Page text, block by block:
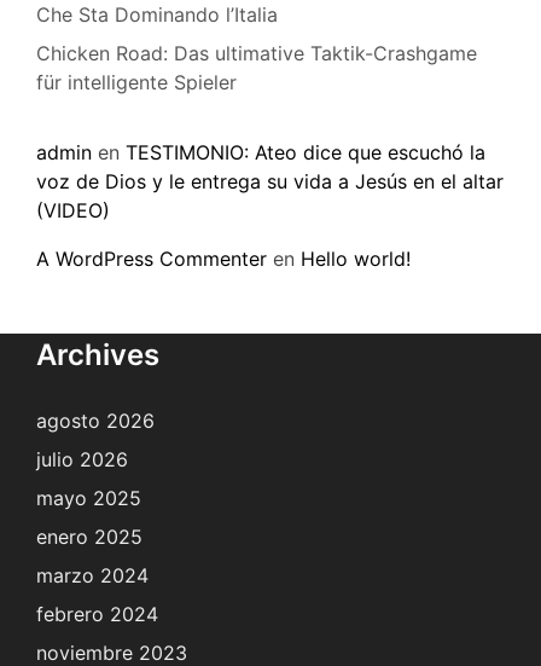
Che Sta Dominando l’Italia
Chicken Road: Das ultimative Taktik-Crashgame
für intelligente Spieler
admin en TESTIMONIO: Ateo dice que escuchó la
voz de Dios y le entrega su vida a Jesús en el altar
(VIDEO)
A WordPress Commenter en Hello world!
Archives
agosto 2026
julio 2026
mayo 2025
enero 2025
marzo 2024
febrero 2024
noviembre 2023